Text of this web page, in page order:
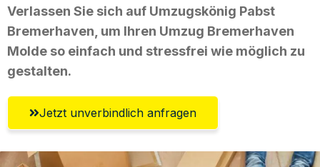
Verlassen Sie sich auf Umzugskönig Pabst
Bremerhaven, um Ihren Umzug Bremerhaven
Molde so einfach und stressfrei wie möglich zu
gestalten.
Jetzt unverbindlich anfragen